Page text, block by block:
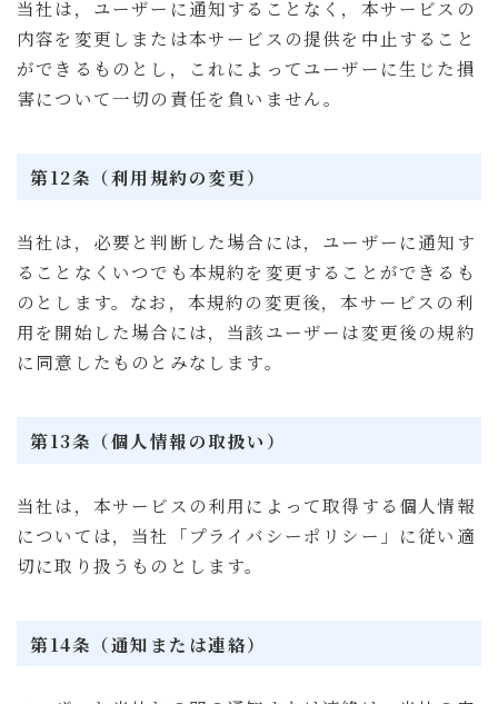
当社は，ユーザーに通知することなく，本サービスの
内容を変更しまたは本サービスの提供を中止すること
ができるものとし，これによってユーザーに生じた損
害について一切の責任を負いません。
第12条（利用規約の変更）
当社は，必要と判断した場合には，ユーザーに通知す
ることなくいつでも本規約を変更することができるも
のとします。なお，本規約の変更後，本サービスの利
用を開始した場合には，当該ユーザーは変更後の規約
に同意したものとみなします。
第13条（個人情報の取扱い）
当社は，本サービスの利用によって取得する個人情報
については，当社「プライバシーポリシー」に従い適
切に取り扱うものとします。
第14条（通知または連絡）